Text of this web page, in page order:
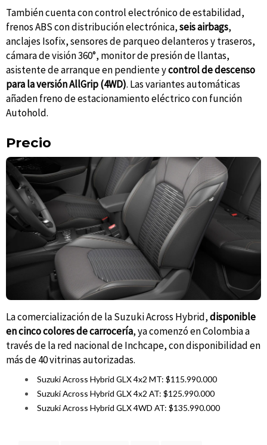
También cuenta con control electrónico de estabilidad,
frenos ABS con distribución electrónica,seis airbags,
anclajes Isofix, sensores de parqueo delanteros y traseros,
cámara de visión 360°, monitor de presión de llantas,
asistente de arranque en pendiente ycontrol de descenso
para la versión AllGrip (4WD). Las variantes automáticas
añaden freno de estacionamiento eléctrico con función
Autohold.
Precio
La comercialización de la Suzuki Across Hybrid,disponible
en cinco colores de carrocería, ya comenzó en Colombia a
través de la red nacional de Inchcape, con disponibilidad en
más de 40 vitrinas autorizadas.
Suzuki Across Hybrid GLX 4x2 MT: $115.990.000
Suzuki Across Hybrid GLX 4x2 AT: $125.990.000
Suzuki Across Hybrid GLX 4WD AT: $135.990.000